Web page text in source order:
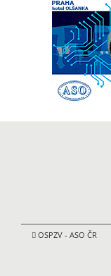
OSPZV - ASO ČR